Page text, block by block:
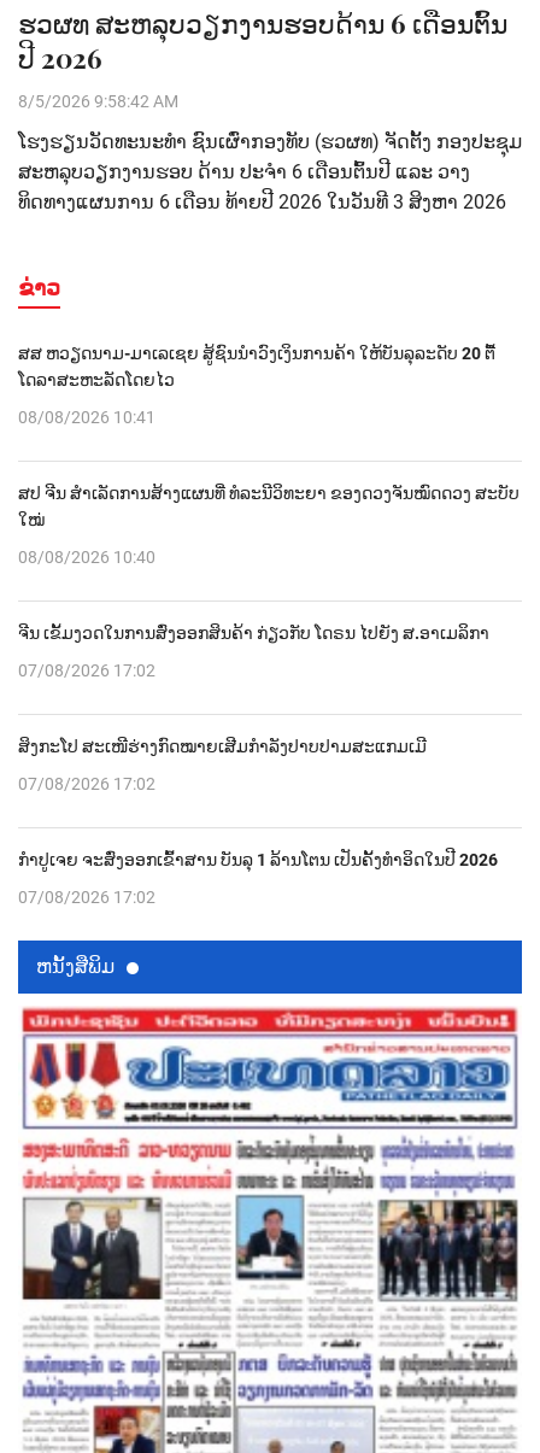
ຮວຜທ ສະຫລຸບວຽກງານຮອບດ້ານ 6 ເດືອນຕົ້ນ
ປີ 2026
8/5/2026 9:58:42 AM
ໂຮງຮຽນວັດທະນະທຳ ຊົນເຜົ່າກອງທັບ (ຮວຜທ) ຈັດຕັ້ງ ກອງປະຊຸມ
ສະຫລຸບວຽກງານຮອບ ດ້ານ ປະຈໍາ 6 ເດືອນຕົ້ນປີ ແລະ ວາງ
ທິດທາງແຜນການ 6 ເດືອນ ທ້າຍປີ 2026 ໃນວັນທີ 3 ສິງຫາ 2026
ຂ່າວ
ສສ ຫວຽດນາມ-ມາເລເຊຍ ສູ້ຊົນນຳວົງເງິນການຄ້າ ໃຫ້ບັນລຸລະດັບ 20 ຕື້
ໂດລາສະຫະລັດໂດຍໄວ
08/08/2026 10:41
ສປ ຈີນ ສຳເລັດການສ້າງແຜນທີ່ ທໍລະນີວິທະຍາ ຂອງດວງຈັນໝົດດວງ ສະບັບ
ໃໝ່
08/08/2026 10:40
ຈີນ ເຂັ້ມງວດໃນການສົ່ງອອກສິນຄ້າ ກ່ຽວກັບ ໂດຣນ ໄປຍັງ ສ.ອາເມລິກາ
07/08/2026 17:02
ສິງກະໂປ ສະເໜີຮ່າງກົດໝາຍເສີມກຳລັງປາບປາມສະແກມເມີ
07/08/2026 17:02
ກຳປູເຈຍ ຈະສົ່ງອອກເຂົ້າສານ ບັນລຸ 1 ລ້ານໂຕນ ເປັນຄັ້ງທຳອິດໃນປີ 2026
07/08/2026 17:02
ຫນ້ັງສືພິມ